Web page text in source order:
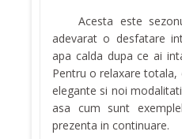
Acesta este
adevarat o desfatare
apa calda dupa ce ai
Pentru o relaxare totala,
elegante si noi
asa cum sunt
prezenta in continuare.